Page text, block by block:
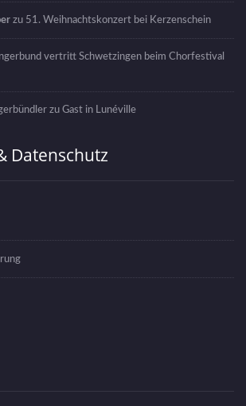
zu 51. Weihnachtskonzert bei Kerzenschein
vertritt Schwetzingen beim Chorfestival
zu Gast in Lunéville
Datenschutz